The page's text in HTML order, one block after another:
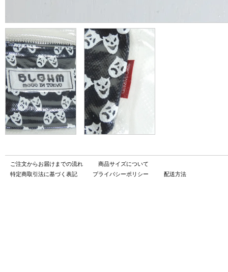
ご注文からお届けまでの流れ
商品サイズについて
特定商取引法に基づく表記
プライバシーポリシー 配送方法